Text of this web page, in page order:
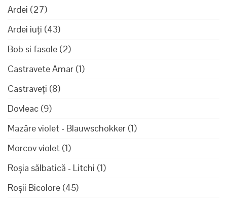
Ardei (27)
Ardei iuți (43)
Bob si fasole (2)
Castravete Amar (1)
Castraveți (8)
Dovleac (9)
Mazăre violet - Blauwschokker (1)
Morcov violet (1)
Roșia sălbatică - Litchi (1)
Roșii Bicolore (45)